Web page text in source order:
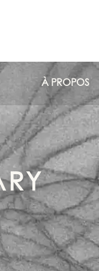
À PROPOS